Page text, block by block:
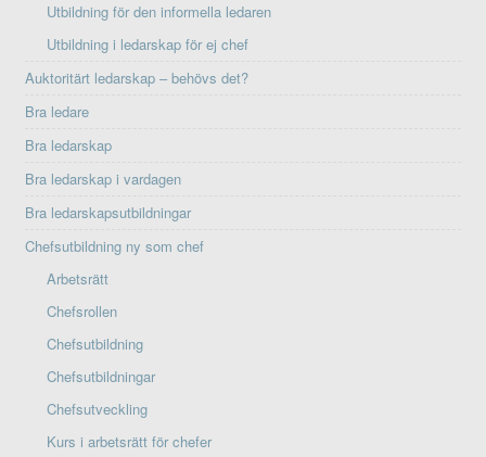
Utbildning för den informella ledaren
Utbildning i ledarskap för ej chef
Auktoritärt ledarskap – behövs det?
Bra ledare
Bra ledarskap
Bra ledarskap i vardagen
Bra ledarskapsutbildningar
Chefsutbildning ny som chef
Arbetsrätt
Chefsrollen
Chefsutbildning
Chefsutbildningar
Chefsutveckling
Kurs i arbetsrätt för chefer